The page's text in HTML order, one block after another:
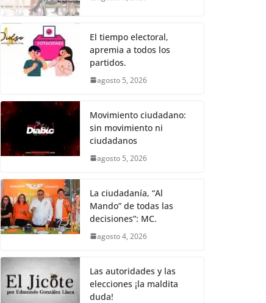
o
o
k
p er
El tiempo electoral,
apremia a todos los
partidos.
agosto 5, 2026
Movimiento ciudadano:
sin movimiento ni
ciudadanos
agosto 5, 2026
La ciudadanía, “Al
Mando” de todas las
decisiones”: MC.
agosto 4, 2026
Las autoridades y las
elecciones ¡la maldita
duda!